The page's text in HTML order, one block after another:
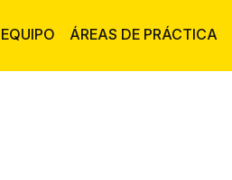
EQUIPO ÁREAS DE PRÁCTICA